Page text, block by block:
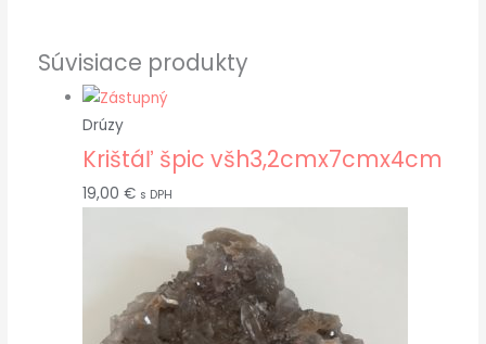
Súvisiace produkty
Drúzy
Krištáľ špic všh3,2cmx7cmx4cm
19,00 € s DPH